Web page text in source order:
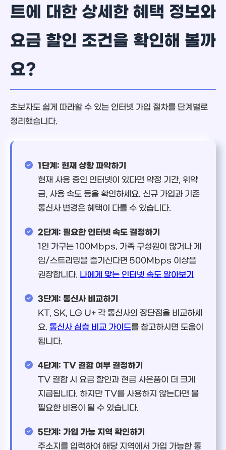
트에 대한 상세한 혜택 정보와
요금 할인 조건을 확인해 볼까
요?
초보자도 쉽게 따라할 수 있는 인터넷 가입 절차를 단계별로
정리했습니다.
1단계: 현재 상황 파악하기
현재 사용 중인 인터넷이 있다면 약정 기간, 위약
금, 사용 속도 등을 확인하세요. 신규 가입과 기존
통신사 변경은 혜택이 다를 수 있습니다.
2단계: 필요한 인터넷 속도 결정하기
1인 가구는 100Mbps, 가족 구성원이 많거나 게
임/스트리밍을 즐기신다면 500Mbps 이상을
권장합니다.
나에게 맞는 인터넷 속도 알아보기
3단계: 통신사 비교하기
KT, SK, LG U+ 각 통신사의 장단점을 비교하세
요. 통신사 심층 비교 가이드를 참고하시면 도움이
됩니다.
4단계: TV 결합 여부 결정하기
TV 결합 시 요금 할인과 현금 사은품이 더 크게
지급됩니다. 하지만 TV를 사용하지 않는다면 불
필요한 비용이 될 수 있습니다.
5단계: 가입 가능 지역 확인하기
주소지를 입력하여 해당 지역에서 가입 가능한 통